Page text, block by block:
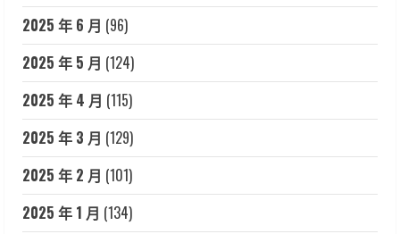
2025 年 6 月 (96)
2025 年 5 月 (124)
2025 年 4 月 (115)
2025 年 3 月 (129)
2025 年 2 月 (101)
2025 年 1 月 (134)